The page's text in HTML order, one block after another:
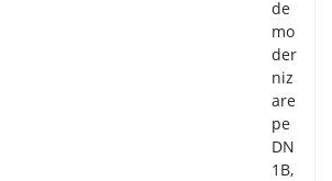
de
mo
der
niz
are
pe
DN
1B,